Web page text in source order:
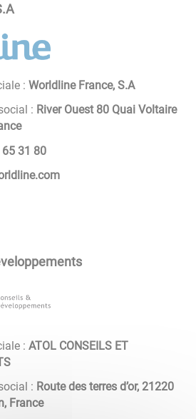
:Worldline France, S.A
: River Ouest 80 Quai Voltaire
19 80
:ATOL CONSEILS ET
: Route des terres d’or, 21220
France